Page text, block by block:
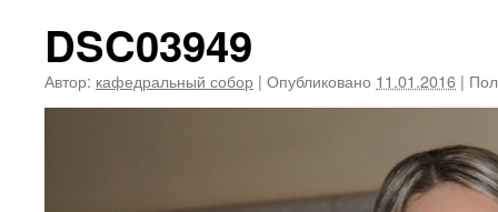
DSC03949
Автор: кафедральный собор | Опубликовано 11.01.2016 |